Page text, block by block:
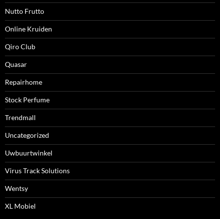
Nutto Frutto
Online Kruiden
Qiro Club
Quasar
Repairhome
Stock Perfume
Trendmall
Uncategorized
Uwbuurtwinkel
Virus Track Solutions
Wentsy
XL Mobiel